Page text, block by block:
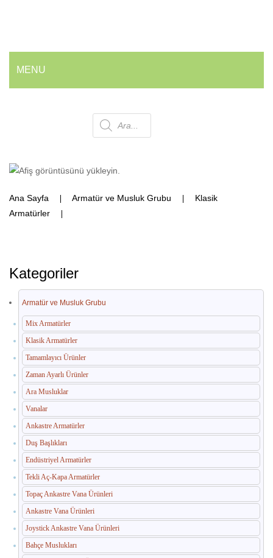
MENU
💰 En İyi Fiyatlarla
Armatür ve Musluk Grubu
İç Mekan Çöp Kovaları
Dış Mekan Çöp Kovaları
Küllükler ve Sigara Atık Üniteleri
El Kurutma Makineleri
🔐 En Güvenilir Adres
Fotoselli Kağıt Havluluklar
Sabunluklar
Otel Ekipmanları
Umumi Wc ve Banyo Ekipmanları
Havuz Duş Kulesi & Sahil Duş Kulesi
Açık Alan Su Çeşmesi(Sebil)
Medikal Ekipmanlar
Products
Ana Sayfa Armatür ve Musluk Grubu
Klasik
Armatürler
Kategoriler
Armatür ve Musluk Grubu
Mix Armatürler
Klasik Armatürler
Tamamlayıcı Ürünler
Zaman Ayarlı Ürünler
Ara Musluklar
Vanalar
Ankastre Armatürler
Duş Başlıkları
Endüstriyel Armatürler
Tekli Aç-Kapa Armatürler
Topaç Ankastre Vana Ürünleri
Ankastre Vana Ürünleri
Joystick Ankastre Vana Ürünleri
Bahçe Muslukları